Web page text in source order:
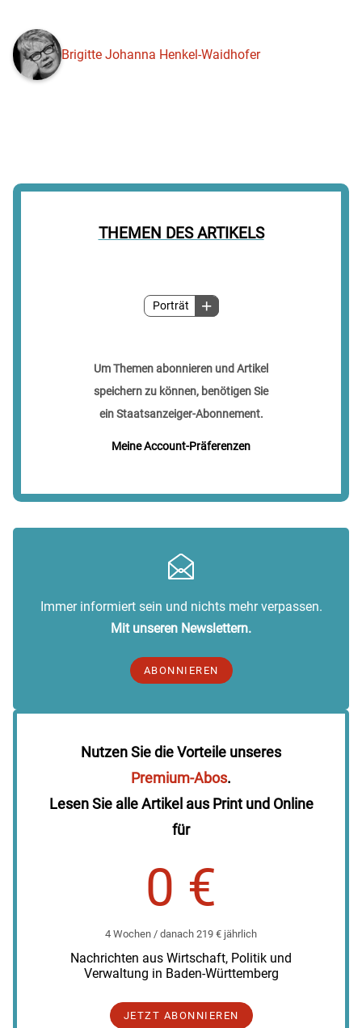
THEMEN DES ARTIKELS
Porträt
Um Themen abonnieren und Artikel
speichern zu können, benötigen Sie
ein Staatsanzeiger-Abonnement.
Meine Account-Präferenzen
Brigitte Johanna Henkel-Waidhofer
Immer informiert sein und nichts mehr verpassen.
Mit unseren Newslettern.
ABONNIEREN
Nutzen Sie die Vorteile unseres
Premium-Abos.
Lesen Sie alle Artikel aus Print und Online
für
0 €
4 Wochen / danach 219 € jährlich
Nachrichten aus Wirtschaft, Politik und
Verwaltung in Baden-Württemberg
JETZT ABONNIEREN